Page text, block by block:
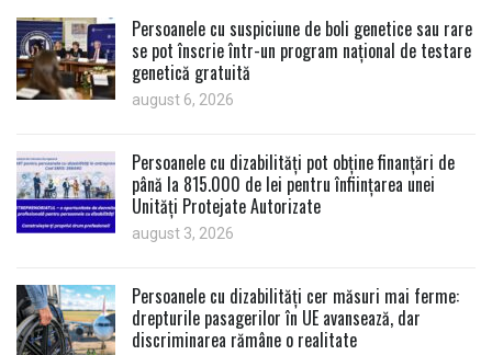
Persoanele cu suspiciune de boli genetice sau rare
se pot înscrie într-un program național de testare
genetică gratuită
august 6, 2026
Persoanele cu dizabilități pot obține finanțări de
până la 815.000 de lei pentru înființarea unei
Unități Protejate Autorizate
august 3, 2026
Persoanele cu dizabilități cer măsuri mai ferme:
drepturile pasagerilor în UE avansează, dar
discriminarea rămâne o realitate